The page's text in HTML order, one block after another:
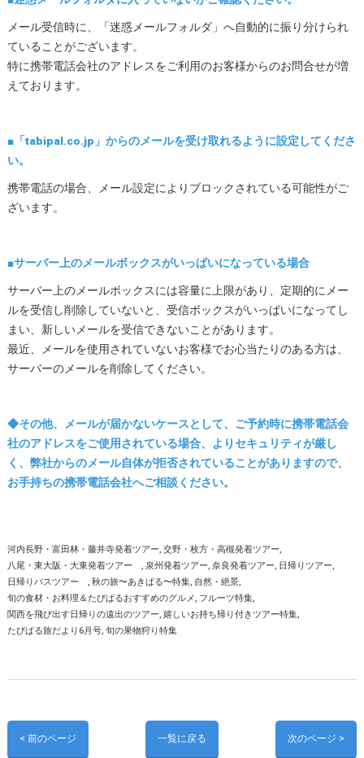
メール受信時に、「迷惑メールフォルダ」へ自動的に振り分けられ
ていることがございます。
特に携帯電話会社のアドレスをご利用のお客様からのお問合せが増
えております。
■「tabipal.co.jp」からのメールを受け取れるように設定してくださ
い。
携帯電話の場合、メール設定によりブロックされている可能性がご
ざいます。
■サーバー上のメールボックスがいっぱいになっている場合
サーバー上のメールボックスには容量に上限があり、定期的にメー
ルを受信し削除していないと、受信ボックスがいっぱいになってし
まい、新しいメールを受信できないことがあります。
最近、メールを使用されていないお客様でお心当たりのある方は、
サーバーのメールを削除してください。
◆その他、メールが届かないケースとして、ご予約時に携帯電話会
社のアドレスをご使用されている場合、よりセキュリティが厳し
く、弊社からのメール自体が拒否されていることがありますので、
お手持ちの携帯電話会社へご相談ください。
河内長野・富田林・藤井寺発着ツアー 交野・枚方・高槻発着ツアー
八尾・東大阪・大東発着ツアー
泉州発着ツアー 奈良発着ツアー 日帰りツアー
日帰りバスツアー
秋の旅〜あきぱる〜特集 自然・絶景
旬の食材・お料理＆たびぱるおすすめのグルメ フルーツ特集
関西を飛び出す日帰りの遠出のツアー 嬉しいお持ち帰り付きツアー特集
たびぱる旅だより6月号 旬の果物狩り特集
< 前のページ 一覧に戻る 次のページ >